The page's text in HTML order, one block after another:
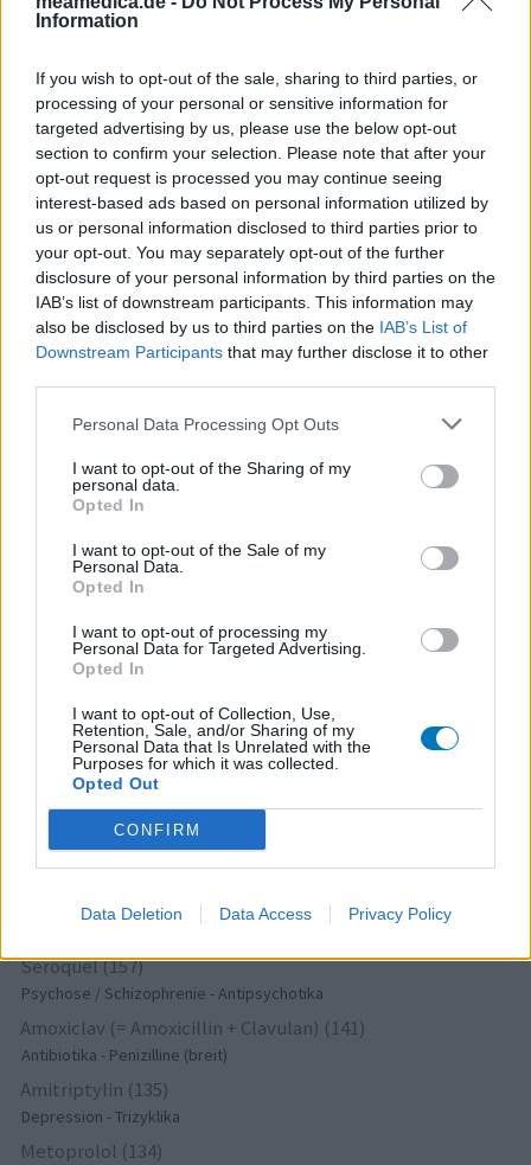
Information
If you wish to opt-out of the sale, sharing to third parties, or
processing of your personal or sensitive information for
targeted advertising by us, please use the below opt-out
section to confirm your selection. Please note that after your
opt-out request is processed you may continue seeing
interest-based ads based on personal information utilized by
us or personal information disclosed to third parties prior to
your opt-out. You may separately opt-out of the further
disclosure of your personal information by third parties on the
IAB’s list of downstream participants. This information may
also be disclosed by us to third parties on the IAB’s List of
Downstream Participants that may further disclose it to other
Personal Data Processing Opt Outs
I want to opt-out of the Sharing of my
personal data.
Opted In
I want to opt-out of the Sale of my
Personal Data.
Opted In
I want to opt-out of processing my
Personal Data for Targeted Advertising.
Opted In
I want to opt-out of Collection, Use,
Retention, Sale, and/or Sharing of my
Personal Data that Is Unrelated with the
Purposes for which it was collected.
Opted Out
CONFIRM
Data Deletion Data Access Privacy Policy
Empfängnis Verhütung - andere Mittel
Escitalopram (339)
Depression - SSRI
Venlafaxin (326)
Depression - andere Mittel
Simvastatin (321)
Cholesterin
Sertralin (302)
Depression - SSRI
Champix (297)
Lyrica (237)
Epilepsie
Depression - SSRI
Omeprazol (220)
Magen - Protonenpumpenhemmer
Mirtazapin (192)
Depression - andere Mittel
Amoxicillin (182)
Antibiotika - Penizilline (breit)
Terbinafin (178)
Pilze - Mund
Ciprofloxacin (168)
Antibiotika - Chinolone
Tramadol (158)
Seroquel (157)
Psychose / Schizophrenie - Antipsychotika
Amoxiclav (= Amoxicillin + Clavulan) (141)
Antibiotika - Penizilline (breit)
Amitriptylin (135)
Depression - Trizyklika
Metoprolol (134)